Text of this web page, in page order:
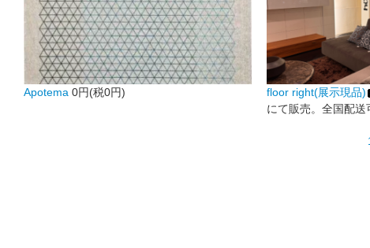
Apotema 0円(税0円) floor right(展示現品)
にて販売。全国配送